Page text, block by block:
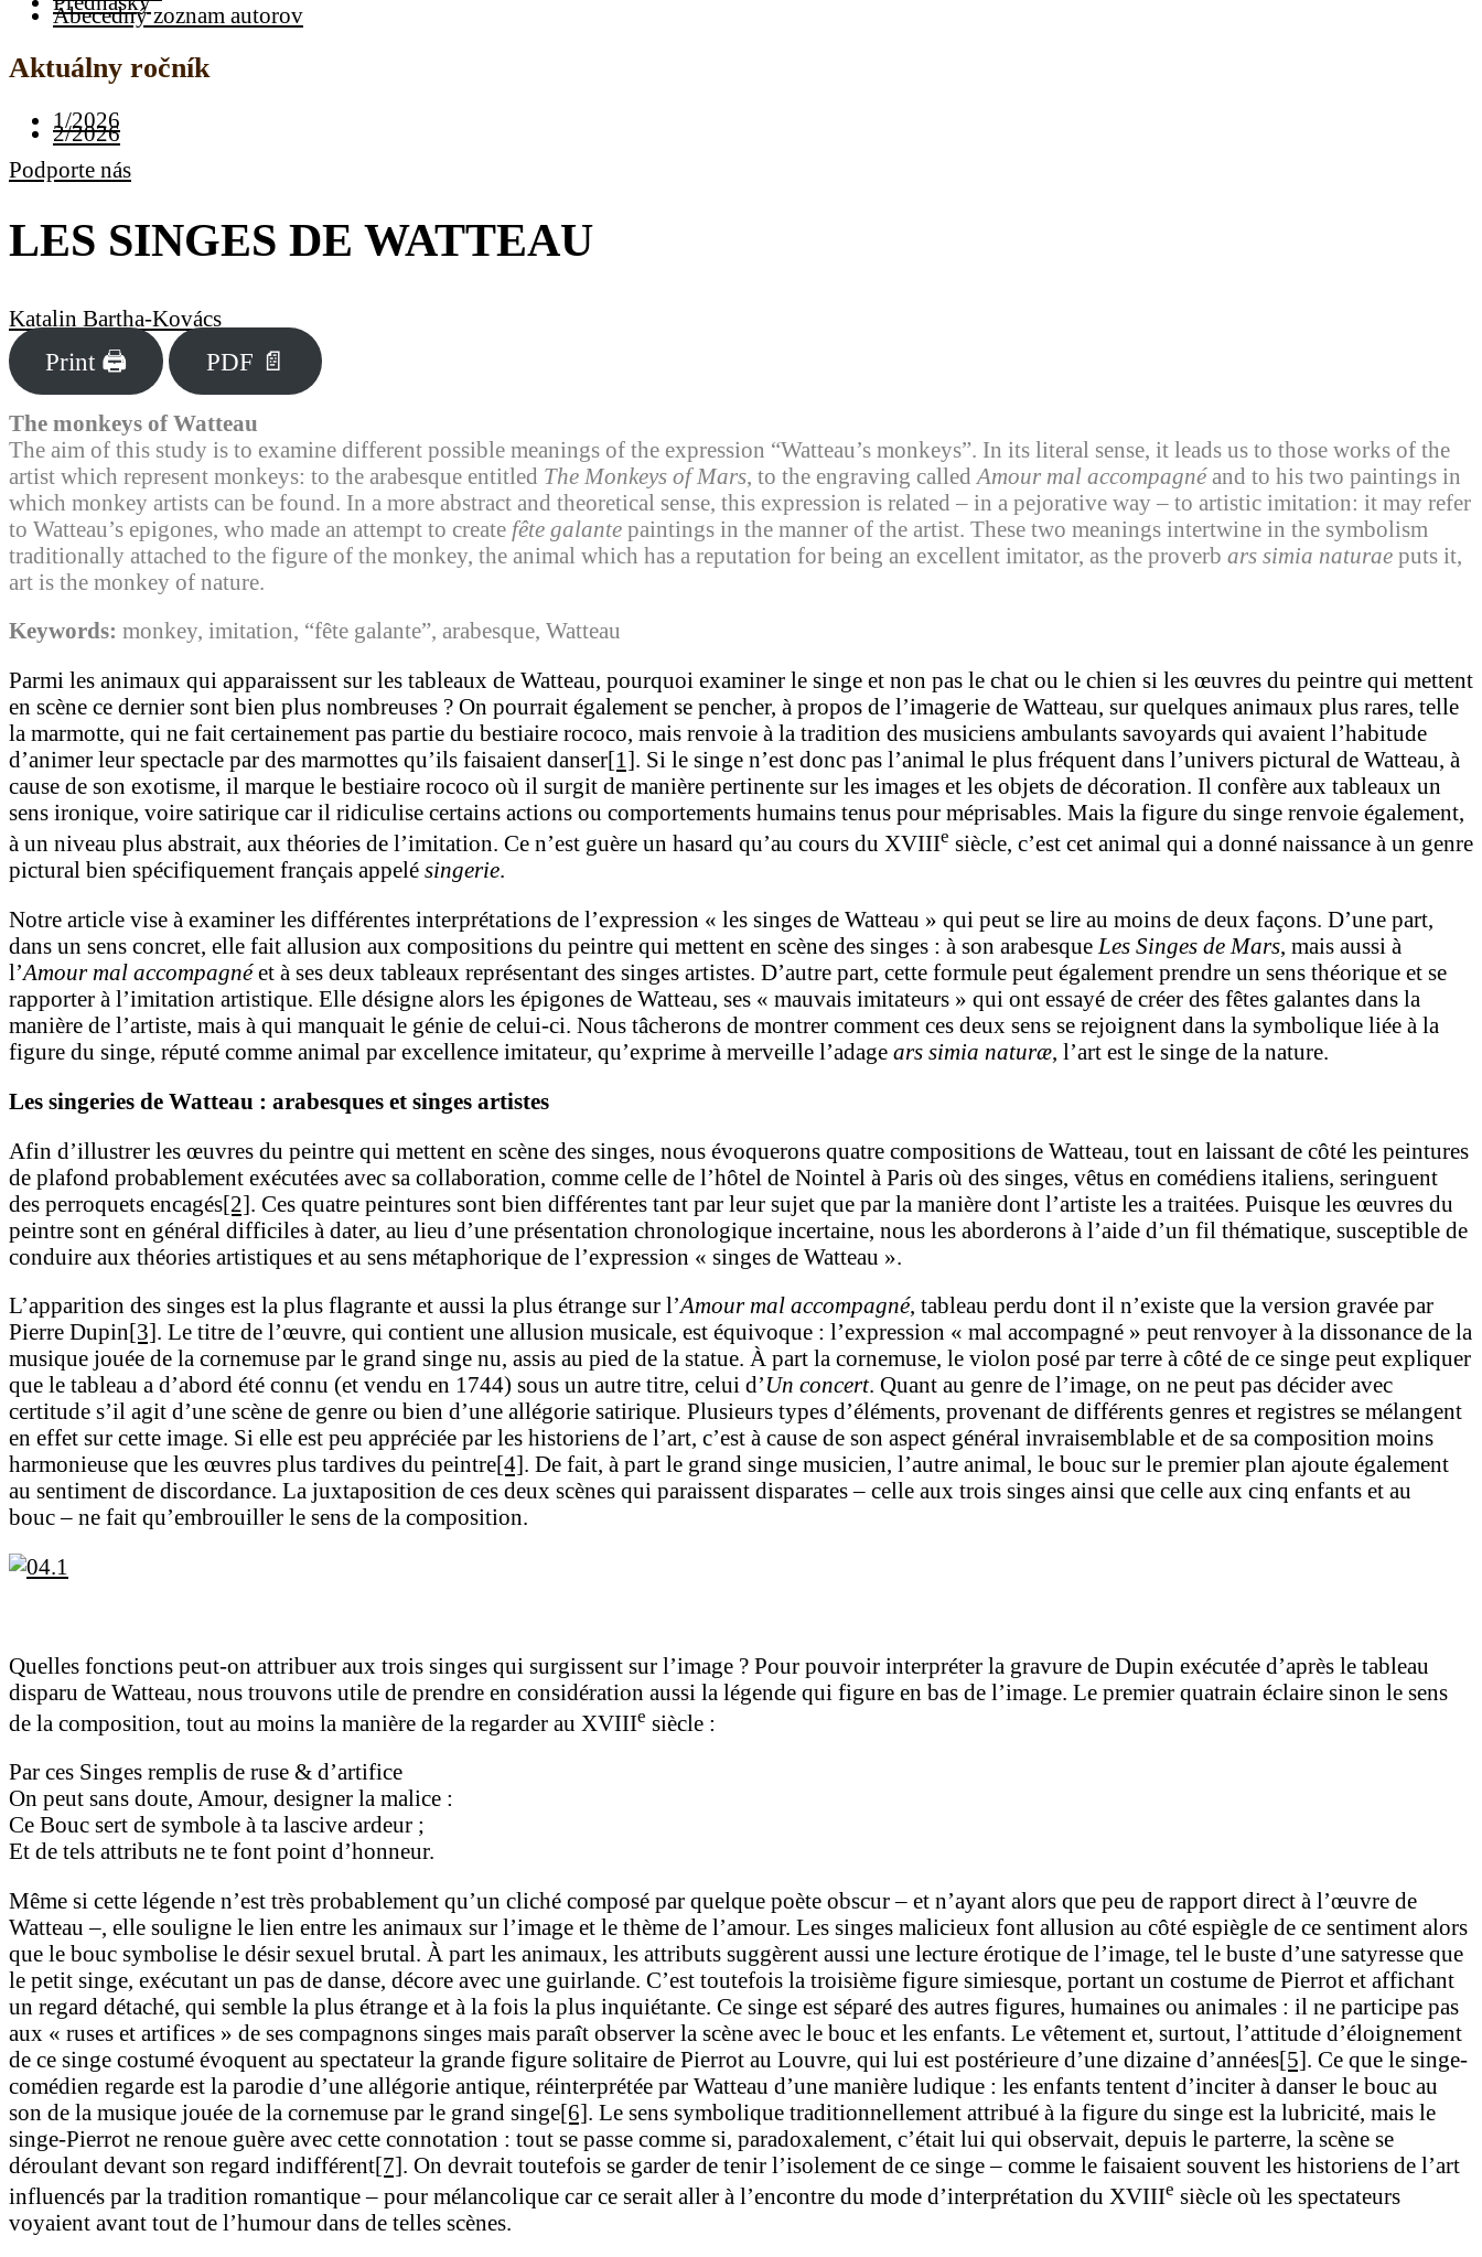
Abecedný zoznam autorov
Aktuálny ročník
1/2026
2/2026
Podporte nás
LES SINGES DE WATTEAU
Katalin Bartha-Kovács
Print 🖨 PDF 📄
The monkeys of Watteau
The aim of this study is to examine different possible meanings of the expression “Watteau’s monkeys”. In its literal sense, it leads us to those works of the
artist which represent monkeys: to the arabesque entitled The Monkeys of Mars, to the engraving called Amour mal accompagnéand to his two paintings in
which monkey artists can be found. In a more abstract and theoretical sense, this expression is related – in a pejorative way – to artistic imitation: it may refer
to Watteau’s epigones, who made an attempt to create fête galante paintings in the manner of the artist. These two meanings intertwine in the symbolism
traditionally attached to the figure of the monkey, the animal which has a reputation for being an excellent imitator, as the proverb ars simia naturae puts it,
art is the monkey of nature.
Keywords: monkey, imitation, “fête galante”, arabesque, Watteau
Parmi les animaux qui apparaissent sur les tableaux de Watteau, pourquoi examiner le singe et non pas le chat ou le chien si les œuvres du peintre qui mettent
en scène ce dernier sont bien plus nombreuses ? On pourrait également se pencher, à propos de l’imagerie de Watteau, sur quelques animaux plus rares, telle
la marmotte, qui ne fait certainement pas partie du bestiaire rococo, mais renvoie à la tradition des musiciens ambulants savoyards qui avaient l’habitude
d’animer leur spectacle par des marmottes qu’ils faisaient danser[1]. Si le singe n’est donc pas l’animal le plus fréquent dans l’univers pictural de Watteau, à
cause de son exotisme, il marque le bestiaire rococo où il surgit de manière pertinente sur les images et les objets de décoration. Il confère aux tableaux un
sens ironique, voire satirique car il ridiculise certains actions ou comportements humains tenus pour méprisables. Mais la figure du singe renvoie également,
à un niveau plus abstrait, aux théories de l’imitation. Ce n’est guère un hasard qu’au cours du XVIIIe siècle, c’est cet animal qui a donné naissance à un genre
pictural bien spécifiquement français appelé singerie.
Notre article vise à examiner les différentes interprétations de l’expression « les singes de Watteau » qui peut se lire au moins de deux façons. D’une part,
dans un sens concret, elle fait allusion aux compositions du peintre qui mettent en scène des singes : à son arabesque Les Singes de Mars, mais aussi à
l’Amour mal accompagnéet à ses deux tableaux représentant des singes artistes. D’autre part, cette formule peut également prendre un sens théorique et se
rapporter à l’imitation artistique. Elle désigne alors les épigones de Watteau, ses « mauvais imitateurs » qui ont essayé de créer des fêtes galantes dans la
manière de l’artiste, mais à qui manquait le génie de celui-ci. Nous tâcherons de montrer comment ces deux sens se rejoignent dans la symbolique liée à la
figure du singe, réputé comme animal par excellence imitateur, qu’exprime à merveille l’adage ars simia naturæ, l’art est le singe de la nature.
Les singeries de Watteau : arabesques et singes artistes
Afin d’illustrer les œuvres du peintre qui mettent en scène des singes, nous évoquerons quatre compositions de Watteau, tout en laissant de côté les peintures
de plafond probablement exécutées avec sa collaboration, comme celle de l’hôtel de Nointel à Paris où des singes, vêtus en comédiens italiens, seringuent
des perroquets encagés[2] . Ces quatre peintures sont bien différentes tant par leur sujet que par la manière dont l’artiste les a traitées. Puisque les œuvres du
peintre sont en général difficiles à dater, au lieu d’une présentation chronologique incertaine, nous les aborderons à l’aide d’un fil thématique, susceptible de
conduire aux théories artistiques et au sens métaphorique de l’expression « singes de Watteau ».
L’apparition des singes est la plus flagrante et aussi la plus étrange sur l’Amour mal accompagné, tableau perdu dont il n’existe que la version gravée par
Pierre Dupin[3]. Le titre de l’œuvre, qui contient une allusion musicale, est équivoque : l’expression « mal accompagné » peut renvoyer à la dissonance de la
musique jouée de la cornemuse par le grand singe nu, assis au pied de la statue. À part la cornemuse, le violon posé par terre à côté de ce singe peut expliquer
que le tableau a d’abord été connu (et vendu en 1744) sous un autre titre, celui d’Un concert. Quant au genre de l’image, on ne peut pas décider avec
certitude s’il agit d’une scène de genre ou bien d’une allégorie satirique. Plusieurs types d’éléments, provenant de différents genres et registres se mélangent
en effet sur cette image. Si elle est peu appréciée par les historiens de l’art, c’est à cause de son aspect général invraisemblable et de sa composition moins
harmonieuse que les œuvres plus tardives du peintre[4]. De fait, à part le grand singe musicien, l’autre animal, le bouc sur le premier plan ajoute également
au sentiment de discordance. La juxtaposition de ces deux scènes qui paraissent disparates – celle aux trois singes ainsi que celle aux cinq enfants et au
bouc – ne fait qu’embrouiller le sens de la composition.
Quelles fonctions peut-on attribuer aux trois singes qui surgissent sur l’image ? Pour pouvoir interpréter la gravure de Dupin exécutée d’après le tableau
disparu de Watteau, nous trouvons utile de prendre en considération aussi la légende qui figure en bas de l’image. Le premier quatrain éclaire sinon le sens
de la composition, tout au moins la manière de la regarder au XVIIIe siècle :
Par ces Singes remplis de ruse & d’artifice
On peut sans doute, Amour, designer la malice :
Ce Bouc sert de symbole à ta lascive ardeur ;
Et de tels attributs ne te font point d’honneur.
Même si cette légende n’est très probablement qu’un cliché composé par quelque poète obscur – et n’ayant alors que peu de rapport direct à l’œuvre de
Watteau –, elle souligne le lien entre les animaux sur l’image et le thème de l’amour. Les singes malicieux font allusion au côté espiègle de ce sentiment alors
que le bouc symbolise le désir sexuel brutal. À part les animaux, les attributs suggèrent aussi une lecture érotique de l’image, tel le buste d’une satyresse que
le petit singe, exécutant un pas de danse, décore avec une guirlande. C’est toutefois la troisième figure simiesque, portant un costume de Pierrot et affichant
un regard détaché, qui semble la plus étrange et à la fois la plus inquiétante. Ce singe est séparé des autres figures, humaines ou animales : il ne participe pas
aux « ruses et artifices » de ses compagnons singes mais paraît observer la scène avec le bouc et les enfants. Le vêtement et, surtout, l’attitude d’éloignement
de ce singe costumé évoquent au spectateur la grande figure solitaire de Pierrot au Louvre, qui lui est postérieure d’une dizaine d’années[5]. Ce que le singe-
comédien regarde est la parodie d’une allégorie antique, réinterprétée par Watteau d’une manière ludique : les enfants tentent d’inciter à danser le bouc au
son de la musique jouée de la cornemuse par le grand singe[6]. Le sens symbolique traditionnellement attribué à la figure du singe est la lubricité, mais le
singe-Pierrot ne renoue guère avec cette connotation : tout se passe comme si, paradoxalement, c’était lui qui observait, depuis le parterre, la scène se
déroulant devant son regard indifférent[7]. On devrait toutefois se garder de tenir l’isolement de ce singe – comme le faisaient souvent les historiens de l’art
influencés par la tradition romantique – pour mélancolique car ce serait aller à l’encontre du mode d’interprétation du XVIIIe siècle où les spectateurs
voyaient avant tout de l’humour dans de telles scènes.